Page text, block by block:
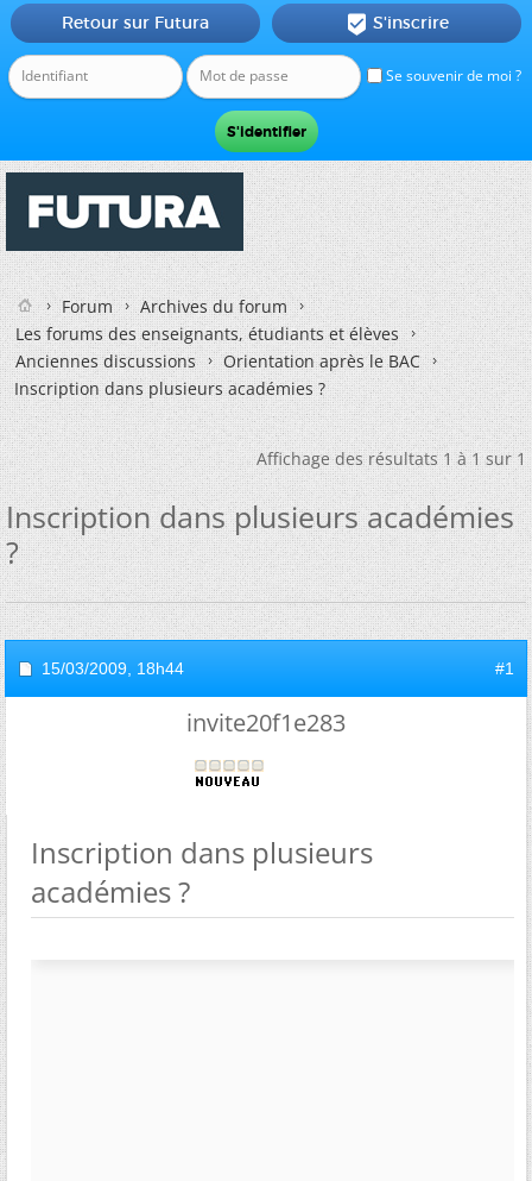
Se souvenir de moi ?
Retour sur Futura  S'inscrire
Forum
Archives du forum
Les forums des enseignants, étudiants et élèves
Anciennes discussions
Orientation après le BAC
Inscription dans plusieurs académies ?
Affichage des résultats 1 à 1 sur 1
Inscription dans plusieurs académies
?
15/03/2009, 18h44 #1
invite20f1e283
Inscription dans plusieurs
académies ?